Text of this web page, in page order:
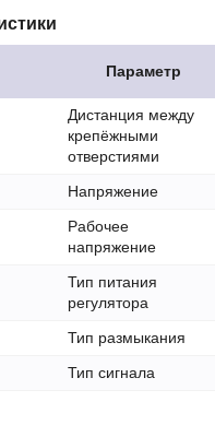
Параметр
Дистанция между
крепёжными
отверстиями
Напряжение
Рабочее
напряжение
Тип питания
регулятора
Тип размыкания
Тип сигнала